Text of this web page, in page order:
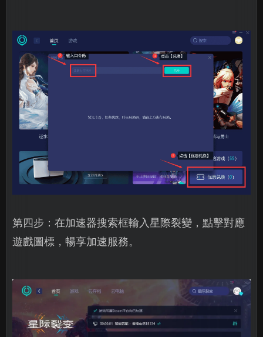
第四步：在加速器搜索框輸入星際裂變，點擊對應
遊戲圖標，暢享加速服務。